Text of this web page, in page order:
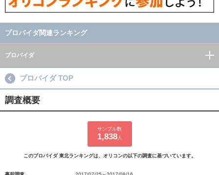
プロバイダ関連ランキング
プロバイダ
プロバイダ TOP
調査概要
サンプル数
1,838人
このプロバイダ 東北ランキングは、オリコンの以下の調査に基づいています。